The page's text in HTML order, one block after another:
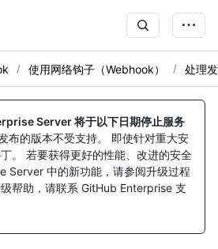
使用网络钩子（Webhook） 处理
Server 将于以下日期停止服务
布的版本不受支持。 即使针对重大安
。 若要获得更好的性能、改进的安全
Server 中的新功能，请参阅升级过程
帮助，请联系 GitHub Enterprise 支